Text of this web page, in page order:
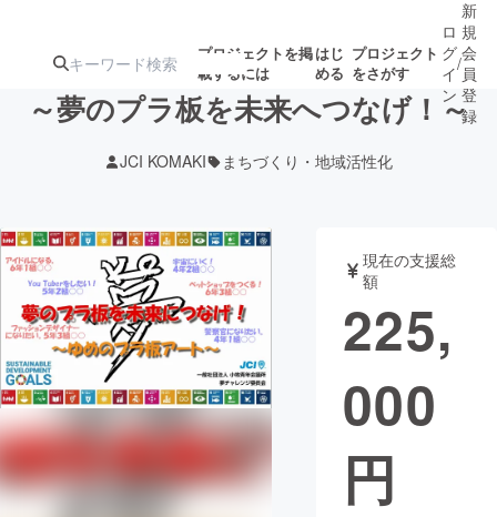
プロジェクトを掲
載するには
はじ
める
プロジェクト
をさがす
アート・写真
テクノロジー・ガジェット ゲーム・サ
映像・映画 書籍・雑誌
ビジネス・起業
ロ
グ
イ
ン
/
新
規
会
員
登
録
～夢のプラ板を未来へつなげ！～
JCI KOMAKI まちづくり・地域活性化
現在の支援総
額
225,
000
円